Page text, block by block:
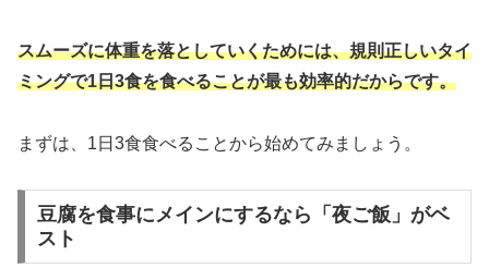
スムーズに体重を落としていくためには、規則正しいタイ
ミングで1日3食を食べることが最も効率的だからです。
まずは、1日3食食べることから始めてみましょう。
豆腐を食事にメインにするなら「夜ご飯」がベ
スト